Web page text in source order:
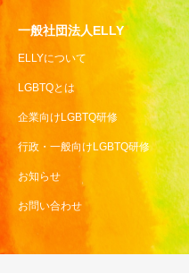
一般社団法人ELLY
ELLYについて
LGBTQとは
企業向けLGBTQ研修
行政・一般向けLGBTQ研修
お知らせ
お問い合わせ